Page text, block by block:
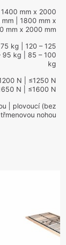
1400 mm x 2000
| 1800 mm x
mm x 2000 mm
kg | 120 – 125
95 kg | 85 – 100
kg
N | ≤1250 N
N | ≤1600 N
| plovoucí (bez
třmenovou nohou